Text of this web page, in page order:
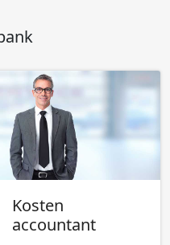
Kosten
accountant